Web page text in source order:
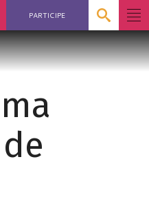
PARTICIPE